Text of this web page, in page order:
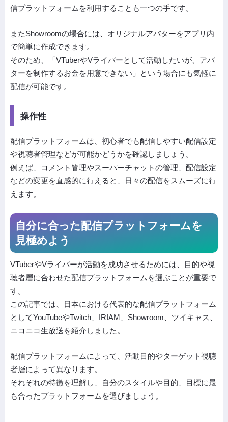
信プラットフォームを利用することも一つの手です。
またShowroomの場合には、オリジナルアバターをアプリ内
で簡単に作成できます。
そのため、「VTuberやVライバーとして活動したいが、アバ
ターを制作するお金を用意できない」という場合にも気軽に
配信が可能です。
操作性
配信プラットフォームは、初心者でも配信しやすい配信設定
や視聴者管理などが可能かどうかを確認しましょう。
例えば、コメント管理やスーパーチャットの管理、配信設定
などの変更を直感的に行えると、日々の配信をスムーズに行
えます。
自分に合った配信プラットフォームを
見極めよう
VTuberやVライバーが活動を成功させるためには、目的や視
聴者層に合わせた配信プラットフォームを選ぶことが重要で
す。
この記事では、日本における代表的な配信プラットフォーム
としてYouTubeやTwitch、IRIAM、Showroom、ツイキャス、
ニコニコ生放送を紹介しました。
配信プラットフォームによって、活動目的やターゲット視聴
者層によって異なります。
それぞれの特徴を理解し、自分のスタイルや目的、目標に最
も合ったプラットフォームを選びましょう。